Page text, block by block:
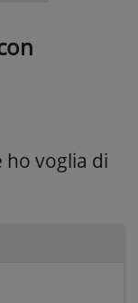
ho voglia di